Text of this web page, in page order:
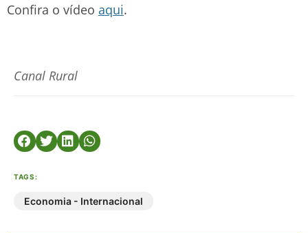
Confira o vídeo aqui.
Canal Rural
TAGS:
Economia - Internacional